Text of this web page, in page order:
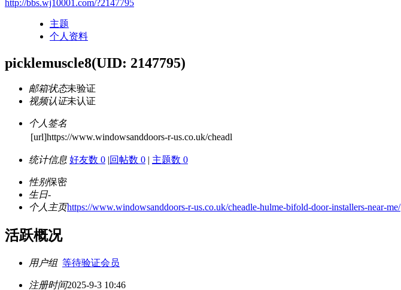
http://bbs.wj10001.com/?2147795
主题
个人资料
picklemuscle8(UID: 2147795)
邮箱状态未验证
视频认证未认证
个人签名
[url]https://www.windowsanddoors-r-us.co.uk/cheadl
统计信息 好友数 0 |回帖数 0 | 主题数 0
性别保密
生日-
个人主页https://www.windowsanddoors-r-us.co.uk/cheadle-hulme-bifold-door-installers-near-me/
活跃概况
用户组 等待验证会员
注册时间2025-9-3 10:46